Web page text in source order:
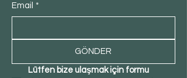
Email *
GÖNDER
Lütfen bize ulaşmak için formu